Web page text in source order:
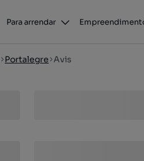
Para arrendar
Portalegre Avis